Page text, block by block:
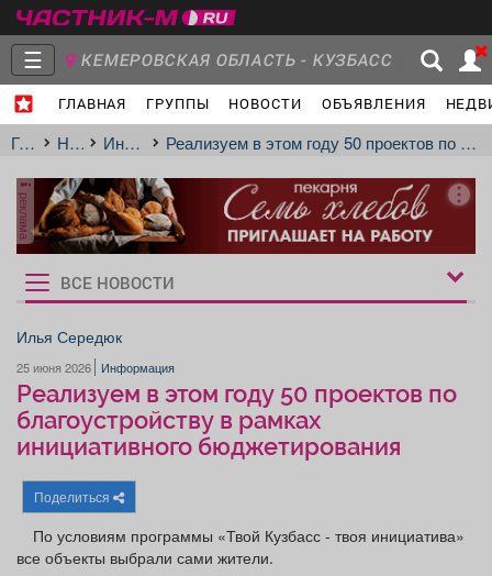
☰ КЕМЕРОВСКАЯ ОБЛАСТЬ - КУЗБАСС
ГЛАВНАЯ ГРУППЫ НОВОСТИ ОБЪЯВЛЕНИЯ
Главная
Новости
Объявления Недвижимость Услуги
Работа
Афиша
ГлавнаяНовостиИнформация Реализуем в этом году 50 проектов по благоустройству в рамках инициативного бюджетирования
реклама
Рукбрики
новостей
ВСЕ НОВОСТИ
Илья Середюк
25 июня 2026 Информация
Реализуем в этом году 50 проектов по
благоустройству в рамках
инициативного бюджетирования
Поделиться
По условиям программы «Твой Кузбасс - твоя инициатива»
все объекты выбрали сами жители.